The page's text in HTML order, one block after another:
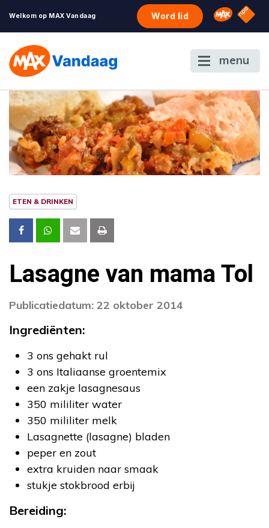
Welkom op MAX Vandaag Word lid Omroep
NPO
menu
ETEN & DRINKEN
Lasagne van mama Tol
Publicatiedatum: 22 oktober 2014
Ingrediënten:
3 ons gehakt rul
3 ons Italiaanse groentemix
een zakje lasagnesaus
350 mililiter water
350 mililiter melk
Lasagnette (lasagne) bladen
peper en zout
extra kruiden naar smaak
stukje stokbrood erbij
Bereiding: